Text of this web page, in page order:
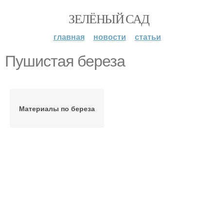
ЗЕЛЁНЫЙ САД
главная новости статьи
Пушистая береза
Материалы по береза